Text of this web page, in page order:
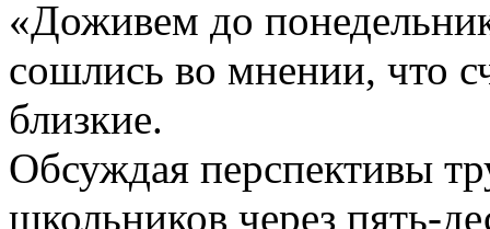
«Доживем до
сошлись во мнении, что
близкие.
Обсуждая перспективы
школьников через пять-